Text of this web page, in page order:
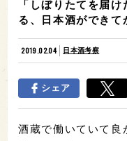
「しぼりたてを届
る、日本酒ができて
2019.02.04 日本酒考察
シェア
酒蔵で働いていて良